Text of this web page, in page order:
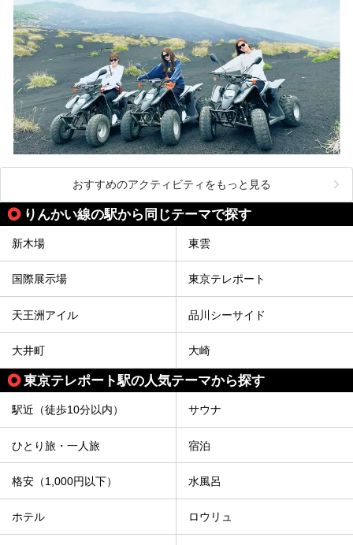
おすすめのアクティビティをもっと見る
りんかい線の駅から同じテーマで探す
新木場 東雲
国際展示場 東京テレポート
天王洲アイル 品川シーサイド
大井町 大崎
東京テレポート駅の人気テーマから探す
駅近（徒歩10分以内） サウナ
ひとり旅・一人旅 宿泊
格安（1,000円以下） 水風呂
ホテル ロウリュ